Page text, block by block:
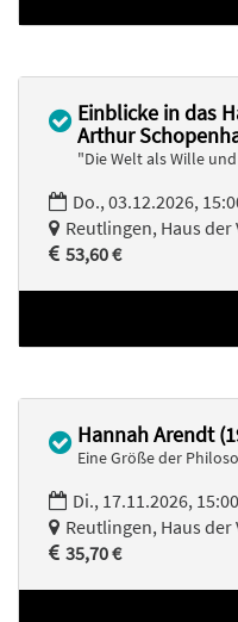
Einblicke in das
Arthur
"Die Welt als Wille
Do., 03.12.2026,
Reutlingen, Haus
53,60 €
Hannah Arendt
Eine Größe der
Di., 17.11.2026,
Reutlingen, Haus
35,70 €